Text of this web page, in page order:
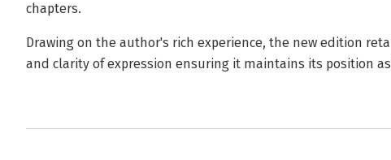
chapters.
Drawing on the author's rich experience, the new edition
and clarity of expression ensuring it maintains its position